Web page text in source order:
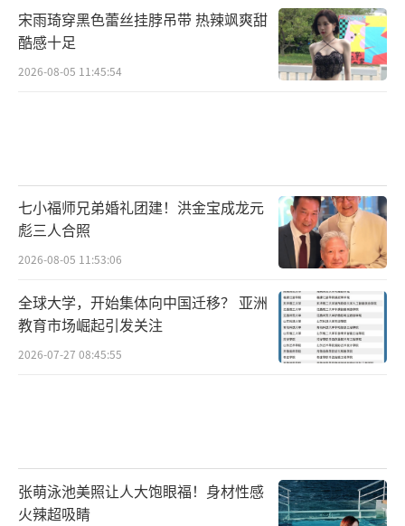
宋雨琦穿黑色蕾丝挂脖吊带 热辣飒爽甜
酷感十足
2026-08-05 11:45:54
七小福师兄弟婚礼团建！洪金宝成龙元
彪三人合照
2026-08-05 11:53:06
全球大学，开始集体向中国迁移？ 亚洲
教育市场崛起引发关注
2026-07-27 08:45:55
张萌泳池美照让人大饱眼福！身材性感
火辣超吸睛